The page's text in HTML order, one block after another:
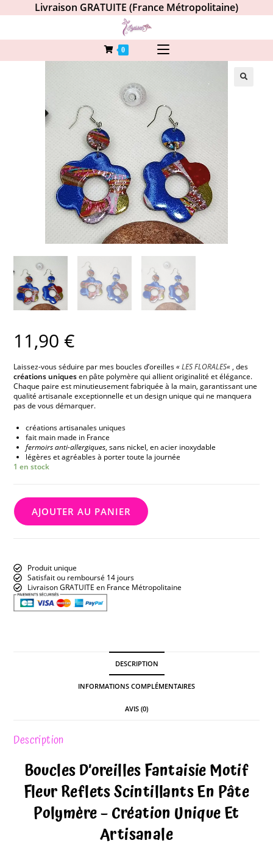
Livraison GRATUITE (France Métropolitaine)
0
11,90 €
Laissez-vous séduire par mes boucles d’oreilles«LES FLORALES«, des
créations uniquesen pâte polymère qui allient originalité et élégance.
Chaque paire est minutieusement fabriquée à la main, garantissant une
qualité artisanale exceptionnelle et un design unique qui ne manquera
pas de vous démarquer.
créations artisanales uniques
fait main made in France
fermoirs anti-allergiques, sans nickel, en acier inoxydable
légères et agréables à porter toute la journée
1 en stock
AJOUTER AU PANIER
Produit unique
Satisfait ou remboursé 14 jours
Livraison GRATUITE en France Métropolitaine
DESCRIPTION
INFORMATIONS COMPLÉMENTAIRES
AVIS (0)
Description
Boucles D’oreilles Fantaisie Motif
Fleur Reflets Scintillants En Pâte
Polymère – Création Unique Et
Artisanale